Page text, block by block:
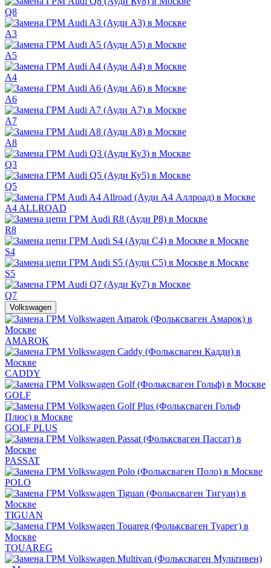
Q8
A3
A5
A4
A6
A7
A8
Q3
Q5
A4 ALLROAD
R8
S4
S5
Q7
Volkswagen
AMAROK
CADDY
GOLF
GOLF PLUS
PASSAT
POLO
TIGUAN
TOUAREG